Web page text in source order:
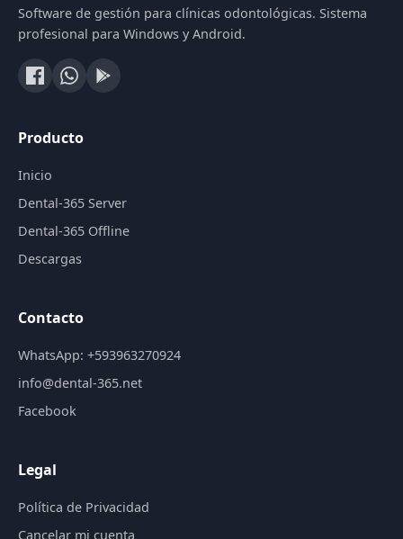
Software de gestión para clínicas odontológicas. Sistema
profesional para Windows y Android.
Producto
Inicio
Dental-365 Server
Dental-365 Offline
Descargas
Contacto
WhatsApp: +593963270924
info@dental-365.net
Facebook
Legal
Política de Privacidad
Cancelar mi cuenta